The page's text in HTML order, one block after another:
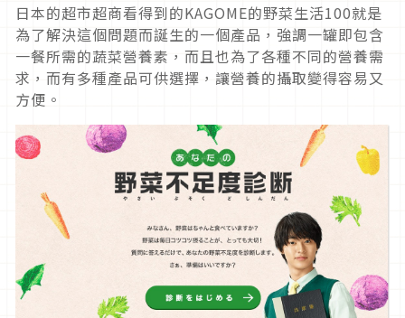
日本的超市超商看得到的KAGOME的野菜生活100就是
為了解決這個問題而誕生的一個產品，強調一罐即包含
一餐所需的蔬菜營養素，而且也為了各種不同的營養需
求，而有多種產品可供選擇，讓營養的攝取變得容易又
方便。